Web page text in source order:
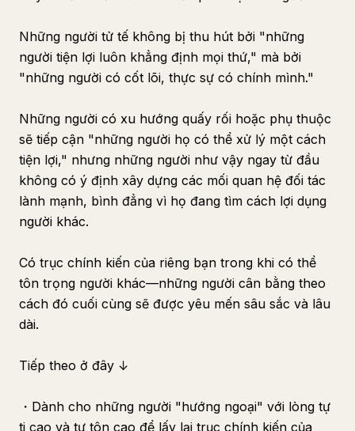
Những người tử tế không bị thu hút bởi "những
người tiện lợi luôn khẳng định mọi thứ," mà bởi
"những người có cốt lõi, thực sự có chính mình."
Những người có xu hướng quấy rối hoặc phụ thuộc
sẽ tiếp cận "những người họ có thể xử lý một cách
tiện lợi," nhưng những người như vậy ngay từ đầu
không có ý định xây dựng các mối quan hệ đối tác
lành mạnh, bình đẳng vì họ đang tìm cách lợi dụng
người khác.
Có trục chính kiến của riêng bạn trong khi có thể
tôn trọng người khác—những người cân bằng theo
cách đó cuối cùng sẽ được yêu mến sâu sắc và lâu
dài.
Tiếp theo ở đây ↓
・Dành cho những người "hướng ngoại" với lòng tự
ti cao và tự tôn cao để lấy lại trục chính kiến của